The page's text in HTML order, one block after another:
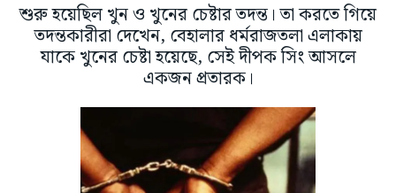
শুরু হয়েছিল খুন ও খুনের চেষ্টার তদন্ত। তা করতে গিয়ে
তদন্তকারীরা দেখেন, বেহালার ধর্মরাজতলা এলাকায়
যাকে খুনের চেষ্টা হয়েছে, সেই দীপক সিং আসলে
একজন প্রতারক।